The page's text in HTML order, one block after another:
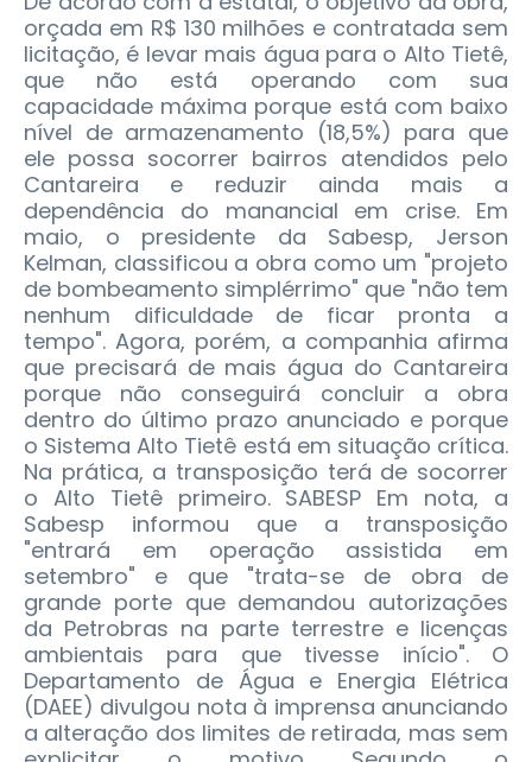
orçada em R$ 130 milhões e contratada sem
licitação, é levar mais água para o Alto Tietê,
que não está operando com sua
capacidade máxima porque está com baixo
nível de armazenamento (18,5%) para que
ele possa socorrer bairros atendidos pelo
Cantareira e reduzir ainda mais a
dependência do manancial em crise. Em
maio, o presidente da Sabesp, Jerson
Kelman, classificou a obra como um "projeto
de bombeamento simplérrimo" que "não tem
nenhum dificuldade de ficar pronta a
tempo". Agora, porém, a companhia afirma
que precisará de mais água do Cantareira
porque não conseguirá concluir a obra
dentro do último prazo anunciado e porque
o Sistema Alto Tietê está em situação crítica.
Na prática, a transposição terá de socorrer
o Alto Tietê primeiro. SABESP Em nota, a
Sabesp informou que a transposição
"entrará em operação assistida em
setembro" e que "trata-se de obra de
grande porte que demandou autorizações
da Petrobras na parte terrestre e licenças
ambientais para que tivesse início". O
Departamento de Água e Energia Elétrica
(DAEE) divulgou nota à imprensa anunciando
a alteração dos limites de retirada, mas sem